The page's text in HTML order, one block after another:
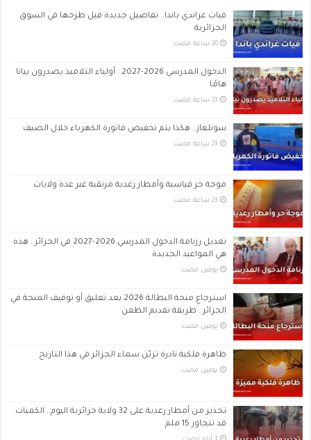
فيات غراندي باندا.. تفاصيل جديدة قبل طرحها في السوق
الجزائرية
‏20 ساعة مضت
الدخول المدرسي 2026-2027.. أولياء التلاميذ يصدرون بيانا
هامًا
سونلغاز.. هكذا يتم تخفيض فاتورة الكهرباء خلال الصيف
موجة حر قياسية وأمطار رعدية مرتقبة عبر عدة ولايات
تعديل رزنامة الدخول المدرسي 2026-2027 في الجزائر.. هذه
هي المواعيد الجديدة
‏يومين مضت
استرجاع منحة البطالة 2026 بعد تعليق أو توقيف المنحة في
الجزائر.. طريقة تقديم الطعن
‏يومين مضت
ظاهرة فلكية نادرة تزيّن سماء الجزائر في هذا التاريخ
‏يومين مضت
تحذير من أمطار رعدية على 32 ولاية جزائرية اليوم.. الكميات
قد تتجاوز 15 ملم